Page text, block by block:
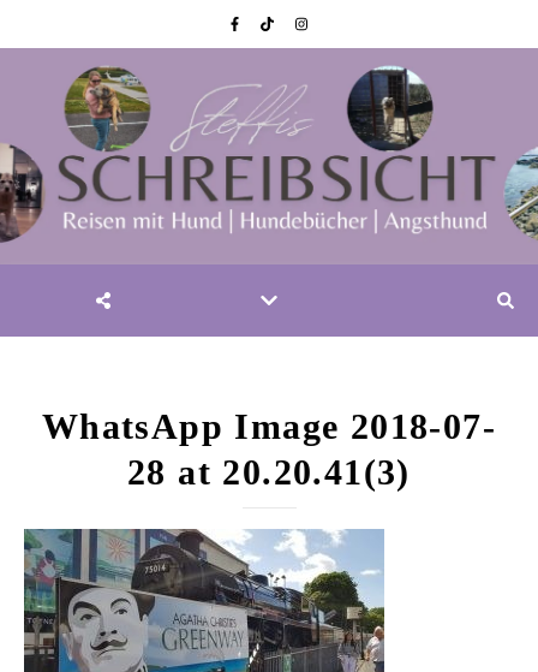
WhatsApp Image 2018-07-
28 at 20.20.41(3)